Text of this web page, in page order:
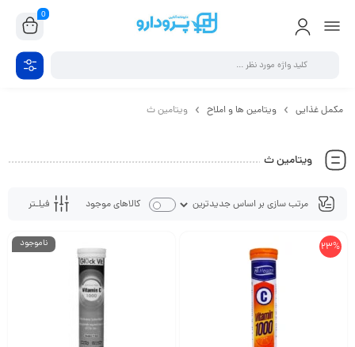
0
مکمل غذایی ویتامین ها و املاح ویتامین ث
ویتامین ث
فیلـتر کالاهای موجود
23% ناموجود